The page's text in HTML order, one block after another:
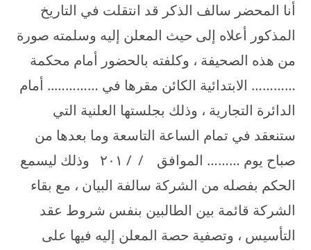
أنا المحضر سالف الذكر قد انتقلت في التاريخ
المذكور أعلاه إلى حيث المعلن إليه وسلمته صورة
من هذه الصحيفة ، وكلفته بالحضور أمام محكمة
………… الابتدائية الكائن مقرها في ………….. أمام
الدائرة التجارية ، وذلك بجلستها العلنية التي
ستنعقد في تمام الساعة التاسعة وما بعدها من
صباح يوم ……… الموافق / / ۲۰۱ وذلك ليسمع
الحكم بفصله من الشركة سالفة البيان ، مع بقاء
الشركة قائمة بين الطالبين بنفس شروط عقد
التأسيس ، وتصفية حصة المعلن إليه فيها على